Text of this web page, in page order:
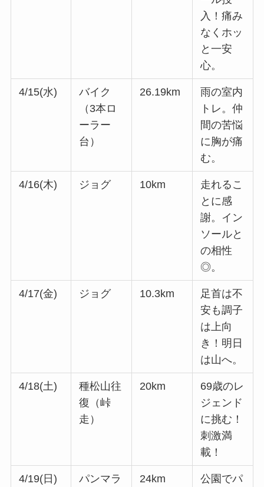
入！痛み
なくホッ
と一安
心。
4/15(水)
バイク
（3本ロ
ーラー
台）
26.19km
雨の室内
トレ。仲
間の苦悩
に胸が痛
む。
4/16(木) ジョグ 10km
走れるこ
とに感
謝。イン
ソールと
の相性
◎。
4/17(金) ジョグ 10.3km
足首は不
安も調子
は上向
き！明日
は山へ。
4/18(土)
種松山往
復（峠
走）
20km
69歳のレ
ジェンド
に挑む！
刺激満
載！
4/19(日) パンマラ 24km 公園でパ